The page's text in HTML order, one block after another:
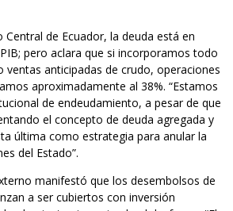
Central de Ecuador, la deuda está en
pero aclara que si incorporamos todo
anticipadas de crudo, operaciones
aproximadamente al 38%. “Estamos
de endeudamiento, a pesar de que
el concepto de deuda agregada y
última como estrategia para anular la
del Estado”.
manifestó que los desembolsos de
a ser cubiertos con inversión